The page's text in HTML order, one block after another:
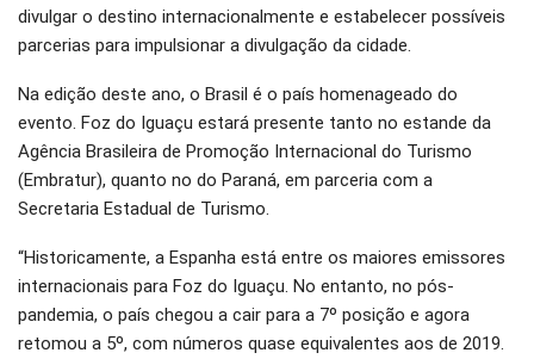
divulgar o destino internacionalmente e estabelecer possíveis
parcerias para impulsionar a divulgação da cidade.
Na edição deste ano, o Brasil é o país homenageado do
evento. Foz do Iguaçu estará presente tanto no estande da
Agência Brasileira de Promoção Internacional do Turismo
(Embratur), quanto no do Paraná, em parceria com a
Secretaria Estadual de Turismo.
“Historicamente, a Espanha está entre os maiores emissores
internacionais para Foz do Iguaçu. No entanto, no pós-
pandemia, o país chegou a cair para a 7º posição e agora
retomou a 5º, com números quase equivalentes aos de 2019.